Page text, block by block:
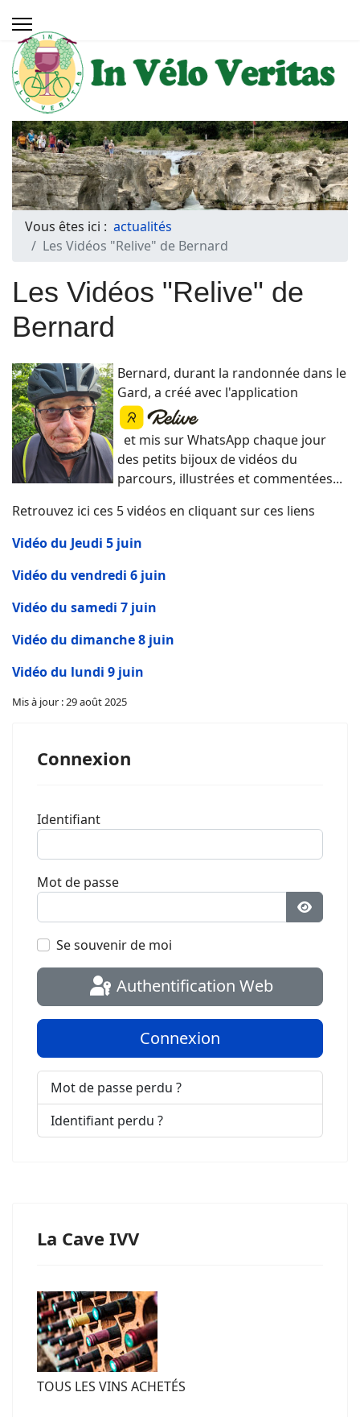
Vous êtes ici : actualités
Les Vidéos "Relive" de Bernard
Les Vidéos "Relive" de
Bernard
Bernard, durant la randonnée dans le
Gard, a créé avec l'application
et mis sur WhatsApp chaque jour
des petits bijoux de vidéos du
parcours, illustrées et commentées...
Retrouvez ici ces 5 vidéos en cliquant sur ces liens
Vidéo du Jeudi 5 juin
Vidéo du vendredi 6 juin
Vidéo du samedi 7 juin
Vidéo du dimanche 8 juin
Vidéo du lundi 9 juin
Mis à jour : 29 août 2025
Connexion
Identifiant
Mot de passe
Afficher
Se souvenir de moi
Authentification Web
Connexion
Mot de passe perdu ?
Identifiant perdu ?
La Cave IVV
TOUS LES VINS ACHETÉS